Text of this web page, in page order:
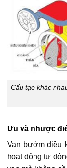
Cấu tạo khác
Ưu và nhược
Van bướm điều
hoạt động tự